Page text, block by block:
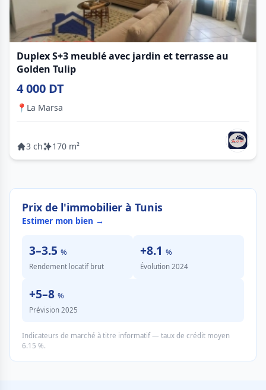
Duplex S+3 meublé avec jardin et terrasse au
Golden Tulip
4 000 DT
📍 La Marsa
3 ch 170 m²
Prix de l'immobilier à Tunis
Estimer mon bien →
3–3.5 %
Rendement locatif brut
+8.1 %
Évolution 2024
+5–8 %
Prévision 2025
Indicateurs de marché à titre informatif — taux de crédit moyen
6.15 %.